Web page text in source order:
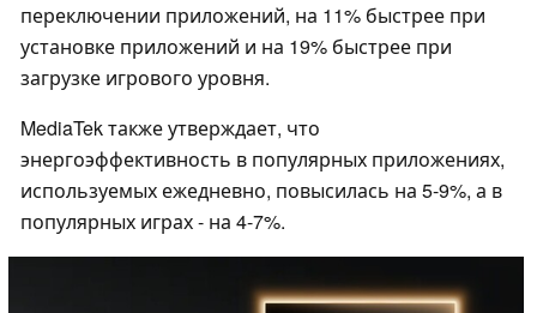
переключении приложений, на 11% быстрее при
установке приложений и на 19% быстрее при
загрузке игрового уровня.
MediaTek также утверждает, что
энергоэффективность в популярных приложениях,
используемых ежедневно, повысилась на 5-9%, а в
популярных играх - на 4-7%.